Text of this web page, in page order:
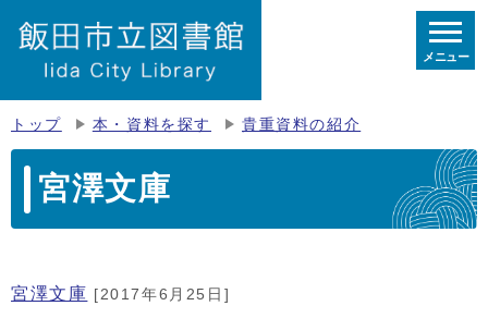
メニュー
トップ 本・資料を探す 貴重資料の紹介
宮澤文庫
宮澤文庫 [2017年6月25日]